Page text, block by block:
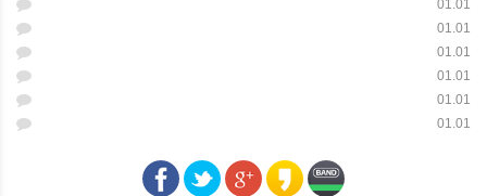
01.01
01.01
01.01
01.01
01.01
01.01